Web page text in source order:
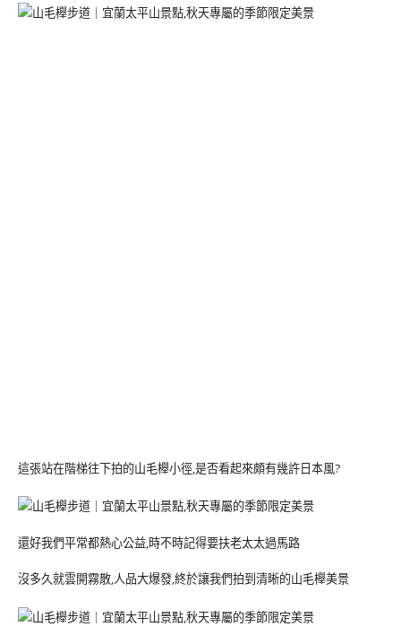
這張站在階梯往下拍的山毛櫸小徑,是否看起來頗有幾許日本風?
還好我們平常都熱心公益,時不時記得要扶老太太過馬路
沒多久就雲開霧散,人品大爆發,終於讓我們拍到清晰的山毛櫸美景